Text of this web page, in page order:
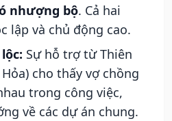
nhượng bộ. Cả hai
lập và chủ động cao.
Sự hỗ trợ từ Thiên
cho thấy vợ chồng
trong công việc,
về các dự án chung.